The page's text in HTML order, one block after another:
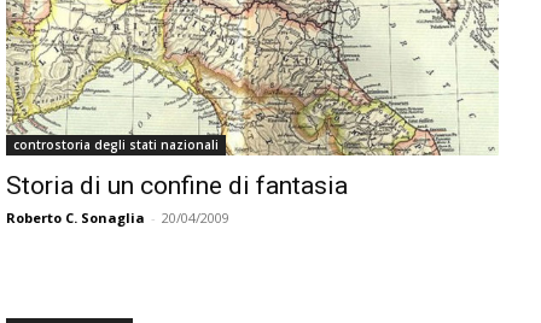
controstoria degli stati nazionali
Storia di un confine di fantasia
Roberto C. Sonaglia - 20/04/2009